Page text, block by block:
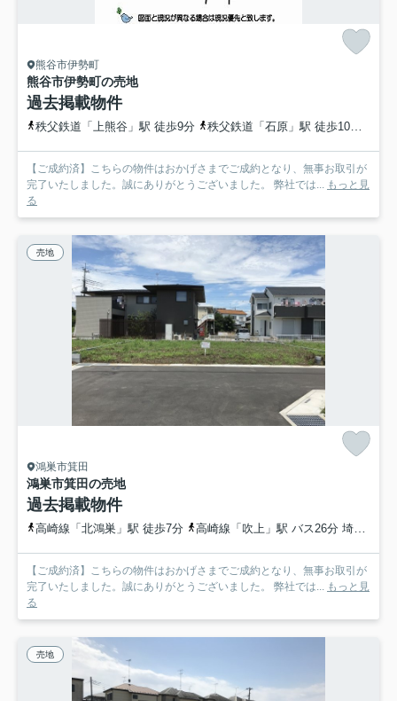
熊谷市伊勢町
熊谷市伊勢町の売地
過去掲載物件
秩父鉄道「上熊谷」駅 徒歩9分 秩父鉄道「石原」駅 徒歩10分
【ご成約済】こちらの物件はおかげさまでご成約となり、無事お取引が
完了いたしました。誠にありがとうございました。 弊社では...
もっと見
る
売地
鴻巣市箕田
鴻巣市箕田の売地
過去掲載物件
高崎線「北鴻巣」駅 徒歩7分 高崎線「吹上」駅 バス26分 埼玉県鴻巣市「北鴻巣駅東口」 停歩9分
【ご成約済】こちらの物件はおかげさまでご成約となり、無事お取引が
完了いたしました。誠にありがとうございました。 弊社では...
もっと見
る
売地